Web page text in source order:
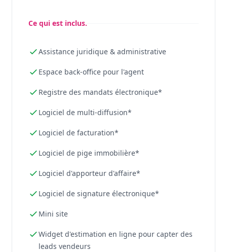
Ce qui est inclus.
Assistance juridique & administrative
Espace back-office pour l'agent
Registre des mandats électronique*
Logiciel de multi-diffusion*
Logiciel de facturation*
Logiciel de pige immobilière*
Logiciel d'apporteur d'affaire*
Logiciel de signature électronique*
Mini site
Widget d'estimation en ligne pour capter des
leads vendeurs